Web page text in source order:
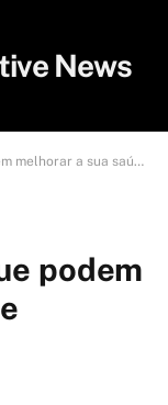
a sua saúde financeira
podem